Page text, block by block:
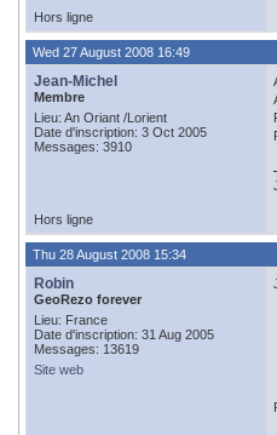
Hors ligne
Wed 27 August 2008 16:49
Jean-Michel
Membre
Lieu: An Oriant /Lorient
Date d'inscription: 3 Oct 2005
Messages: 3910
Hors ligne
Thu 28 August 2008 15:34
Robin
GeoRezo forever
Lieu: France
Date d'inscription: 31 Aug 2005
Messages: 13619
Site web